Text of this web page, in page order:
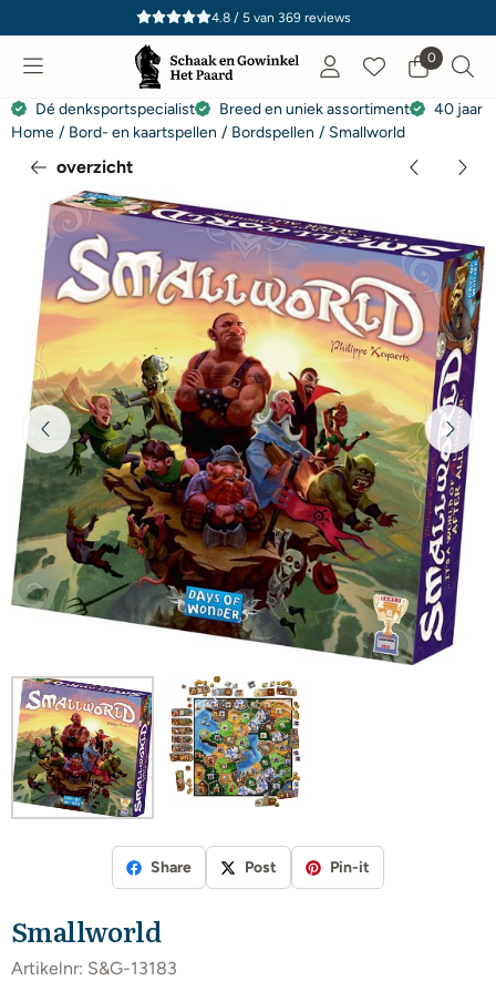
Cookievoorkeuren zijn momenteel gesloten.
4.8 / 5van 369reviews
0
Dé denksportspecialist Breed en uniek assortiment
40 jaar
Home / Bord- en kaartspellen / Bordspellen / Smallworld
overzicht
Share Post Pin-it
Smallworld
Artikelnr: S&G-13183